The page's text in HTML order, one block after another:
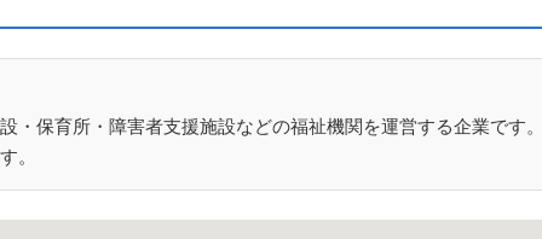
・保育所・障害者支援施設などの福祉機関を運営する企業です
。